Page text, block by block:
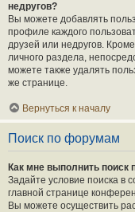
недругов?
Вы можете добавлять
профиле каждого
друзей или недругов.
личного раздела,
можете также удалять
же странице.
Вернуться к началу
Поиск по форумам
Как мне выполнить
Задайте условие поиска в
главной странице
Вы можете осуществить